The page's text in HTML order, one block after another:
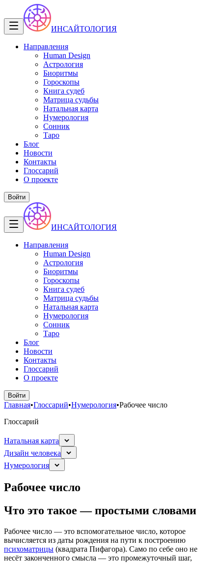
ИНСАЙТОЛОГИЯ
Направления
Human Design
Астрология
Биоритмы
Гороскопы
Книга судеб
Матрица судьбы
Натальная карта
Нумерология
Сонник
Таро
Блог
Новости
Контакты
Глоссарий
О проекте
Войти
ИНСАЙТОЛОГИЯ
Направления
Human Design
Астрология
Биоритмы
Гороскопы
Книга судеб
Матрица судьбы
Натальная карта
Нумерология
Сонник
Таро
Блог
Новости
Контакты
Глоссарий
О проекте
Войти
Главная•Глоссарий•Нумерология•Рабочее число
Глоссарий
Натальная карта
Дизайн человека
Нумерология
Рабочее число
Что это такое — простыми словами
Рабочее число — это вспомогательное число, которое
вычисляется из даты рождения на пути к построению
психоматрицы (квадрата Пифагора). Само по себе оно не
несёт законченного смысла — это промежуточный шаг,